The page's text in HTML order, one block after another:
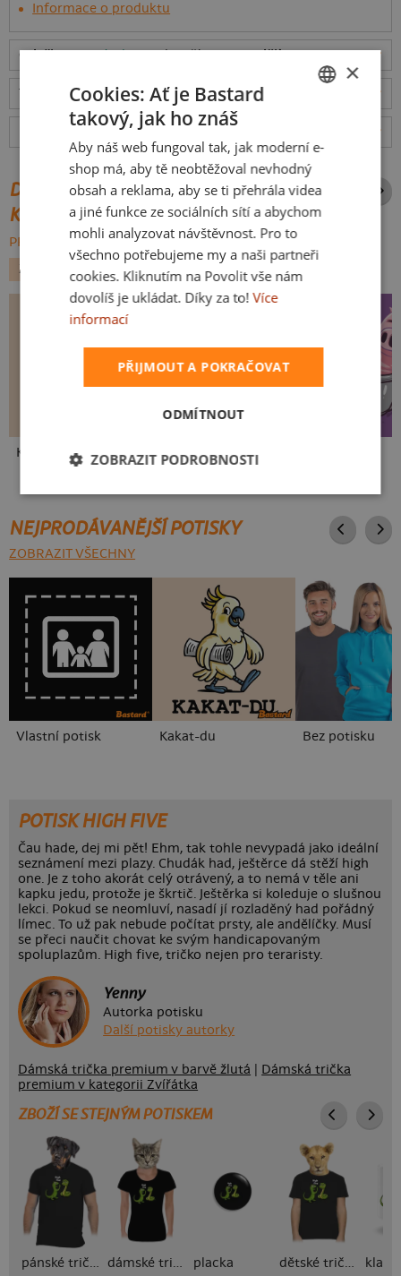
Informace o produktu
Odešlemev pátek 7.8.,doručímev pondělí 10.8. ceny
Tabulka velikostí: Jakou vybrat?
DALŠÍ POTISKY ZE STEJNÉ
KATEGORIE
PROCHÁZET VŠE:
ZVÍŘÁTKA
Kakat-du V pressu
NEJPRODÁVANĚJŠÍ POTISKY
ZOBRAZIT VŠECHNY
Vlastní potisk Kakat-du Bez potisku
POTISK HIGH FIVE
Čau hade, dej mi pět! Ehm, tak tohle nevypadá jako ideální
seznámení mezi plazy. Chudák had, ještěrce dá stěží high
one. Je z toho akorát celý otrávený, a to nemá v těle ani
kapku jedu, protože je škrtič. Ještěrka si koleduje o slušnou
lekci. Pokud se neomluví, nasadí jí rozladěný had pořádný
límec. To už pak nebude počítat prsty, ale andělíčky. Musí
se přeci naučit chovat ke svým handicapovaným
spoluplazům. High five, tričko nejen pro teraristy.
Yenny
Autorka potisku
Další potisky autorky
Dámská trička premium v barvě žlutá
Dámská trička
premium v kategorii Zvířátka
ZBOŽÍ SE STEJNÝM POTISKEM
pánské tričko dámské tričko placka dětské tričko
SLOVAK
×
Cookies: Ať je Bastard
takový, jak ho znáš
Aby náš web fungoval tak, jak moderní e-
shop má, aby tě neobtěžoval nevhodný
obsah a reklama, aby se ti přehrála videa
a jiné funkce ze sociálních sítí a abychom
mohli analyzovat návštěvnost. Pro to
všechno potřebujeme my a naši partneři
cookies. Kliknutím na Povolit vše nám
dovolíš je ukládat. Díky za to! Více
informací
PŘIJMOUT A POKRAČOVAT
ODMÍTNOUT
ZOBRAZIT PODROBNOSTI